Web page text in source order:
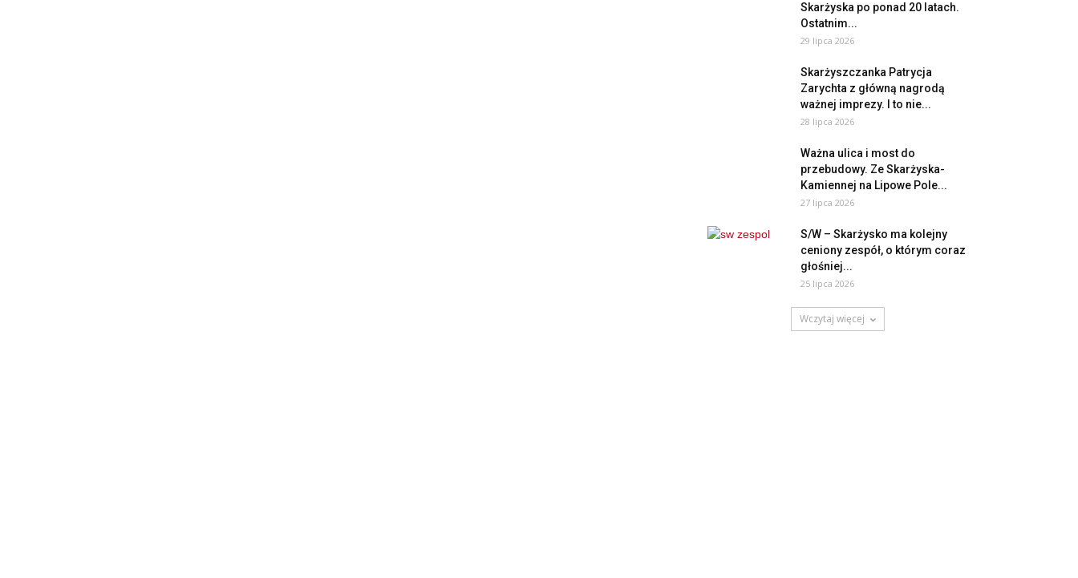
Skarżyska po ponad 20 latach.
Ostatnim...
29 lipca 2026
Skarżyszczanka Patrycja
Zarychta z główną nagrodą
ważnej imprezy. I to nie...
28 lipca 2026
Ważna ulica i most do
przebudowy. Ze Skarżyska-
Kamiennej na Lipowe Pole...
27 lipca 2026
S/W – Skarżysko ma kolejny
ceniony zespół, o którym coraz
głośniej...
25 lipca 2026
Wczytaj więcej